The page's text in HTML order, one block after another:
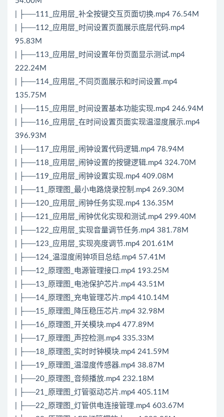
| ├──111_应用层_补全按键交互页面切换.mp4 76.54M
| ├──112_应用层_时间设置页面展示底层代码.mp4
95.83M
| ├──113_应用层_时间设置年份页面显示测试.mp4
222.24M
| ├──114_应用层_不同页面展示和时间设置.mp4
135.75M
| ├──115_应用层_时间设置基本功能实现.mp4 246.94M
| ├──116_应用层_在时间设置页面实现温湿度展示.mp4
396.93M
| ├──117_应用层_闹钟设置代码逻辑.mp4 78.94M
| ├──118_应用层_闹钟设置的按键逻辑.mp4 324.70M
| ├──119_应用层_闹钟设置实现.mp4 409.08M
| ├──11_原理图_最小电路烧录控制.mp4 269.30M
| ├──120_应用层_闹钟任务实现.mp4 136.35M
| ├──121_应用层_闹钟优化实现和测试.mp4 299.40M
| ├──122_应用层_实现音量调节任务.mp4 381.78M
| ├──123_应用层_实现亮度调节.mp4 201.61M
| ├──124_温湿度闹钟项目总结.mp4 57.41M
| ├──12_原理图_电源管理接口.mp4 193.25M
| ├──13_原理图_电池保护芯片.mp4 43.51M
| ├──14_原理图_充电管理芯片.mp4 410.14M
| ├──15_原理图_降压稳压芯片.mp4 32.98M
| ├──16_原理图_开关模块.mp4 477.89M
| ├──17_原理图_声控检测.mp4 335.33M
| ├──18_原理图_实时时钟模块.mp4 241.59M
| ├──19_原理图_温湿度传感器.mp4 38.87M
| ├──20_原理图_音频播放.mp4 232.18M
| ├──21_原理图_灯管驱动芯片.mp4 405.11M
| ├──22_原理图_灯管供电连接管理.mp4 603.67M